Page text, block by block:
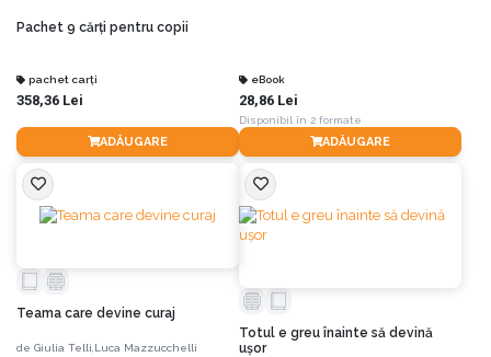
Pachet 9 cărți pentru copii
pachet carți
358,36 Lei
ADĂUGARE
eBook
28,86 Lei
Disponibil în 2 formate
ADĂUGARE
Teama care devine curaj
de Giulia Telli,Luca Mazzucchelli
Totul e greu înainte să devină
ușor